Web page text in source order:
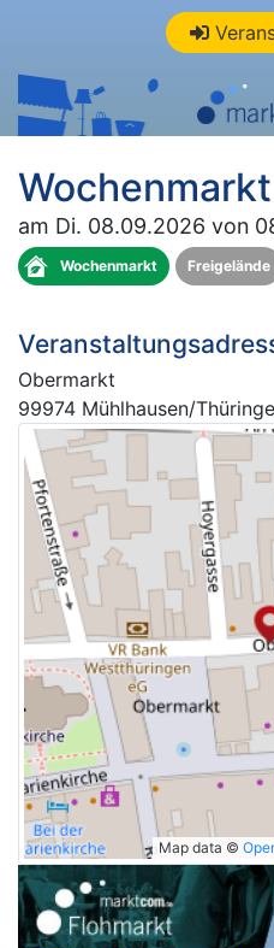
Wochenmarkt
am Di. 08.09.2026 von
Wochenmarkt Freigelände
Obermarkt
99974 Mühlhausen/
Map data ©